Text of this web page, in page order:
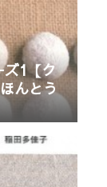
ズ1【ク
んとう